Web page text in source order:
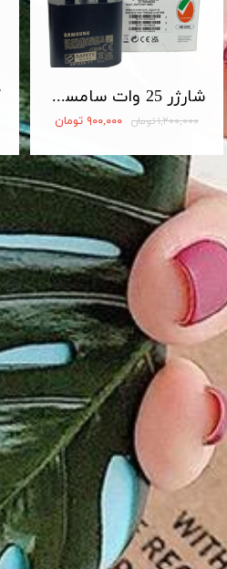
شارژر 25 وات سامسونگ اصلی 25W Travel Adapter
۱,۲۰۰,۰۰۰ تومان ۹۰۰,۰۰۰ تومان